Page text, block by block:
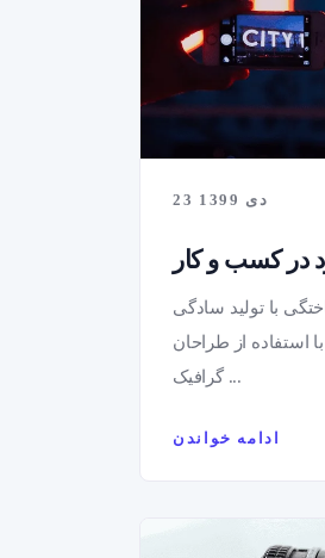
23 دی 1399
در کسب و کار
با تولید سادگی
استفاده از طراحان
گرافیک ...
ادامه خواندن